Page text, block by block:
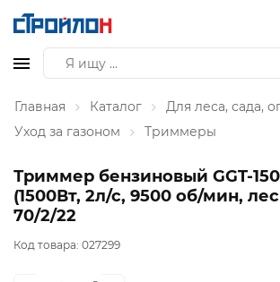
Главная Каталог
Для леса, сада,
Уход за газоном
Триммеры
Триммер бензиновый GGT-
(1500Вт, 2л/с, 9500 об/мин,
70/2/22
Код товара: 027299